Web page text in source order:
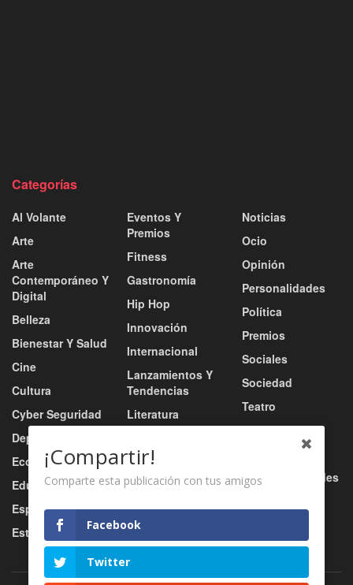
Categorías
Al Volante
Arte
Arte
Contemporáneo Y
Digital
Belleza
Bienestar Y Salud
Cine
Cultura
Cyber Seguridad
Deportes
Economía
Educación
Esports
Estilo De Vida
Eventos Y
Premios
Fitness
Gastronomía
Hip Hop
Innovación
Internacional
Lanzamientos Y
Tendencias
Literatura
Música
Música Urbana
Nacional
Negocio
Noticias
Ocio
Opinión
Personalidades
Política
Premios
Sociales
Sociedad
Teatro
Tecnología
Tv / Radio / Redes
¡Compartir!
Comparte esta publicación con tus amigos
Facebook
Twitter